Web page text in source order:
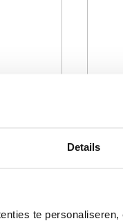
Details
te